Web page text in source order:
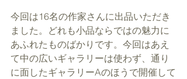
今回は16名の作家さんに出品いただき
ました。どれも小品ならではの魅力に
あふれたものばかりです。今回はあえ
て中の広いギャラリーは使わず、通り
に面したギャラリーAのほうで開催して